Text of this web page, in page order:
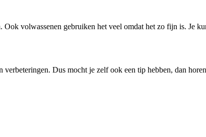
volwassenen gebruiken het veel omdat het zo fijn is. Je
Dus mocht je zelf ook een tip hebben, dan